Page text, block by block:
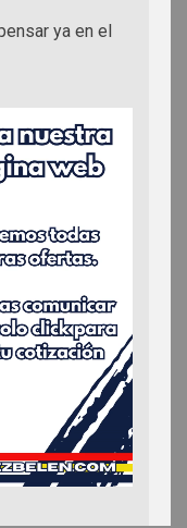
ya en el